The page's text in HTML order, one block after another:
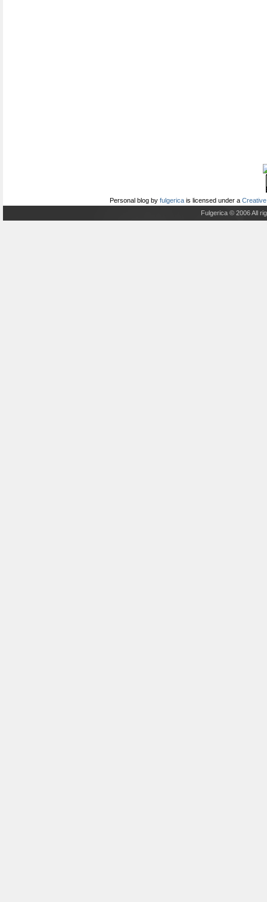
Personal blog by fulgerica is licensed under a
Fulgerica © 2006 All